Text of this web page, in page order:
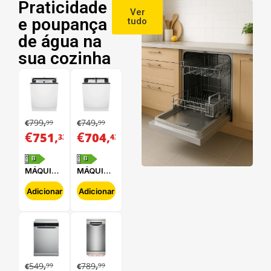
Praticidade
e poupança
de água na
sua cozinha
Ver
tudo
€799,99
€751,33
B
MÁQUINA
DE LAVAR
LOUÇA
ELECTROLUX
E62LB202S
Adicionar
€749,99
€704,43
B
MÁQUINA
DE LAVAR
LOUÇA
ELECTROLUX
E62LB100S
Adicionar
€549,99 €789,99